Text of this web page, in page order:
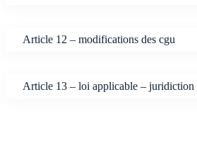
Article 12 – modifications des cgu
Article 13 – loi applicable – juridiction